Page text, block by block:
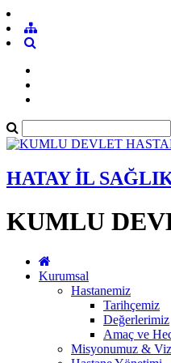
HATAY İL
KUMLU
Kurumsal
Hastanemiz
Tarihçemiz
Değerlerimiz
Amaç ve
Misyonumuz &